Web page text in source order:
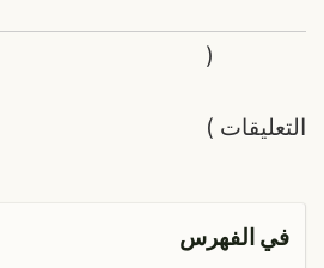
التعليقات
(
)
في الفهرس